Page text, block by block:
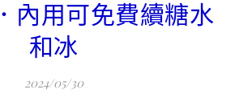
內用可免費續糖水
和冰
2024/05/30